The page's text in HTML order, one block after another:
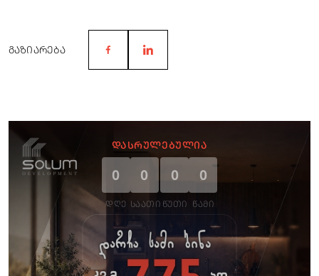
ᲒᲐᲖᲘᲐᲠᲔᲑᲐ
ᲓᲐᲡᲠᲣᲚᲔᲑᲣᲚᲘᲐ
0
ᲓᲦᲔ
0
ᲡᲐᲐᲗᲘ
0
ᲬᲣᲗᲘ
0
ᲬᲐᲛᲘ